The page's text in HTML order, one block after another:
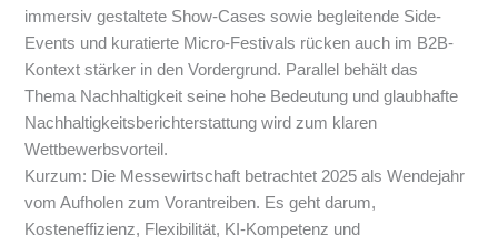
immersiv gestaltete Show-Cases sowie begleitende Side-
Events und kuratierte Micro-Festivals rücken auch im B2B-
Kontext stärker in den Vordergrund. Parallel behält das
Thema Nachhaltigkeit seine hohe Bedeutung und glaubhafte
Nachhaltigkeitsberichterstattung wird zum klaren
Wettbewerbsvorteil.
Kurzum: Die Messewirtschaft betrachtet 2025 als Wendejahr
vom Aufholen zum Vorantreiben. Es geht darum,
Kosteneffizienz, Flexibilität, KI-Kompetenz und